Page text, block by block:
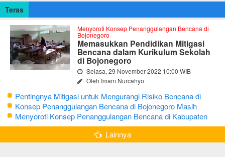
Teras
Menyoroti Konsep Penanggulangan Bencana di
Bojonegoro
Memasukkan Pendidikan Mitigasi
Bencana dalam Kurikulum Sekolah
di Bojonegoro
Selasa, 29 November 2022 10:00 WIB
Oleh Imam Nurcahyo
Pentingnya Mitigasi untuk Mengurangi Risiko Bencana di
Bojonegoro
Konsep Penanggulangan Bencana di Bojonegoro Masih
Mengutamakan Tanggap Darurat
Menyoroti Konsep Penanggulangan Bencana di Kabupaten
Bojonegoro
Lainnya